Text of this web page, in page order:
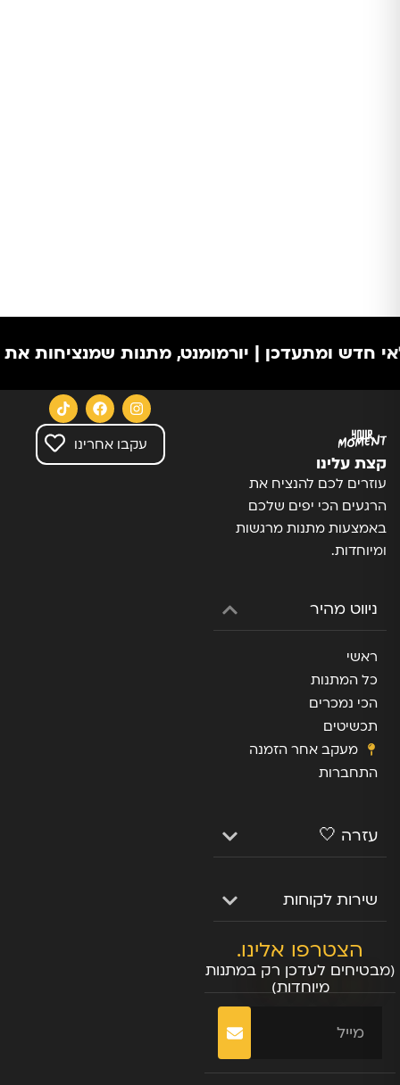
ומתעדכן | יורמומנט, מתנות שמנציחות את
קצת עלינו
עוזרים לכם להנציח את
הרגעים הכי יפים שלכם
באמצעות מתנות מרגשות
ומיוחדות.
ניווט מהיר
ראשי
כל המתנות
הכי נמכרים
תכשיטים
מעקב אחר הזמנה
התחברות
עזרה 🤍
שירות לקוחות
הצטרפו אלינו.
(מבטיחים לעדכן רק במתנות
מיוחדות)
שליחה
עקבו אחרינו